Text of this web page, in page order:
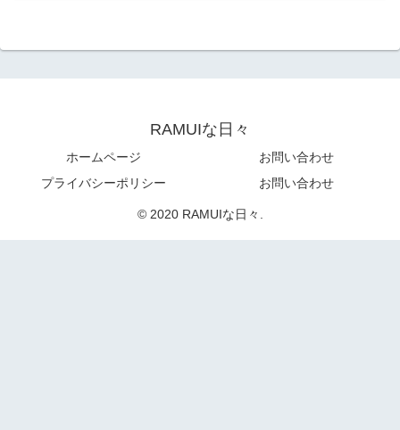
RAMUIな日々
ホームページ
お問い合わせ
プライバシーポリシー
お問い合わせ
© 2020 RAMUIな日々.